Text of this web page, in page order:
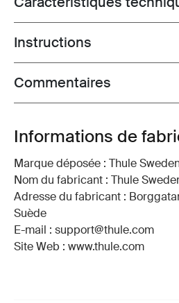
Toggle guides and
Instructions
Toggle overview
Commentaires
Informations de
Marque déposée : Thule
Nom du fabricant : Thule
Adresse du fabricant :
Suède
E-mail : support@thule.com
Site Web : www.thule.com